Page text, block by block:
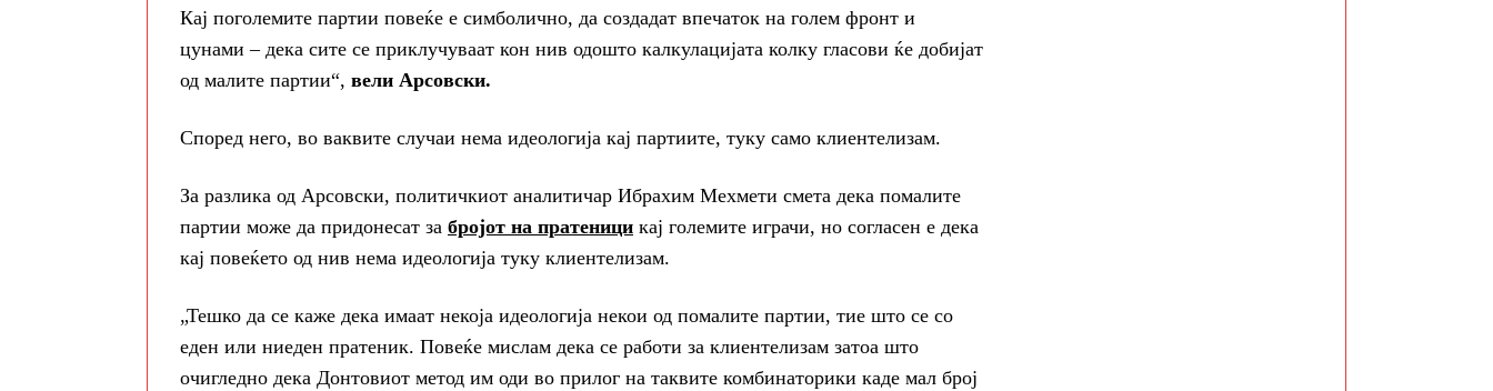
Кај поголемите партии повеќе е симболично, да создадат впечаток на голем фронт и
цунами – дека сите се приклучуваат кон нив одошто калкулацијата колку гласови ќе добијат
од малите партии“, вели Арсовски.
Според него, во ваквите случаи нема идеологија кај партиите, туку само клиентелизам.
За разлика од Арсовски, политичкиот аналитичар Ибрахим Мехмети смета дека помалите
партии може да придонесат за бројот на пратеници кај големите играчи, но согласен е дека
кај повеќето од нив нема идеологија туку клиентелизам.
„Тешко да се каже дека имаат некоја идеологија некои од помалите партии, тие што се со
еден или ниеден пратеник. Повеќе мислам дека се работи за клиентелизам затоа што
очигледно дека Донтовиот метод им оди во прилог на таквите комбинаторики каде мал број